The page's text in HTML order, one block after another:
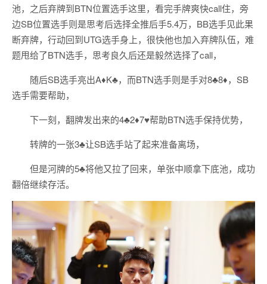
池，之后弃牌到BTN位置选手这里，看完手牌爽快call住，旁
边SB位置选手则是思考后选择全推后手5.4万，BB选手见此果
断弃牌，行动回到UTG选手身上，很快他也加入弃牌队伍，难
题甩给了BTN选手，思考良久后还是毅然选择了call，
随后SB选手亮出A♦️K♣️，而BTN选手则是手对8♣️8♦️，SB
选手需要帮助，
下一刻，翻牌发出来的4♣️2♦️7♥️帮助BTN选手保持优势，
转牌的一张3♣️让SB选手站了起来准备离场，
但是河牌的5♣️将他又拉了回来，单张中顺拿下底池，成功
翻倍继续存活。